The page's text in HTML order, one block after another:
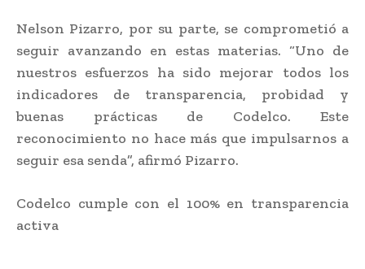
Nelson Pizarro, por su parte, se comprometió a
seguir avanzando en estas materias. “Uno de
nuestros esfuerzos ha sido mejorar todos los
indicadores de transparencia, probidad y
buenas prácticas de Codelco. Este
reconocimiento no hace más que impulsarnos a
seguir esa senda”, afirmó Pizarro.
Codelco cumple con el 100% en transparencia
activa